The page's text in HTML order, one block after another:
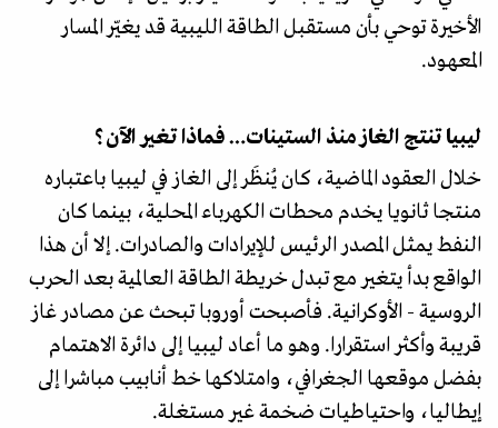
الأخيرة توحي بأن مستقبل الطاقة الليبية قد يغيّر المسار
المعهود.
ليبيا تنتج الغاز منذ الستينات… فماذا تغير الآن؟
خلال العقود الماضية، كان يُنظَر إلى الغاز في ليبيا باعتباره
منتجا ثانويا يخدم محطات الكهرباء المحلية، بينما كان
النفط يمثل المصدر الرئيس للإيرادات والصادرات. إلا أن هذا
الواقع بدأ يتغير مع تبدل خريطة الطاقة العالمية بعد الحرب
الروسية - الأوكرانية. فأصبحت أوروبا تبحث عن مصادر غاز
قريبة وأكثر استقرارا. وهو ما أعاد ليبيا إلى دائرة الاهتمام
بفضل موقعها الجغرافي، وامتلاكها خط أنابيب مباشرا إلى
إيطاليا، واحتياطيات ضخمة غير مستغلة.